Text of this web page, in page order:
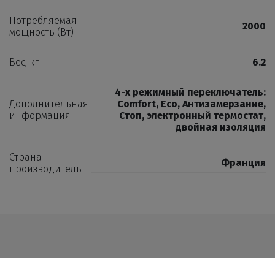
Потребляемая
мощность (Вт)
2000
Вес, кг 6.2
Дополнительная
информация
4-х режимный переключатель:
Comfort, Eco, Антизамерзание,
Стоп, электронный термостат,
двойная изоляция
Страна
производитель
Франция